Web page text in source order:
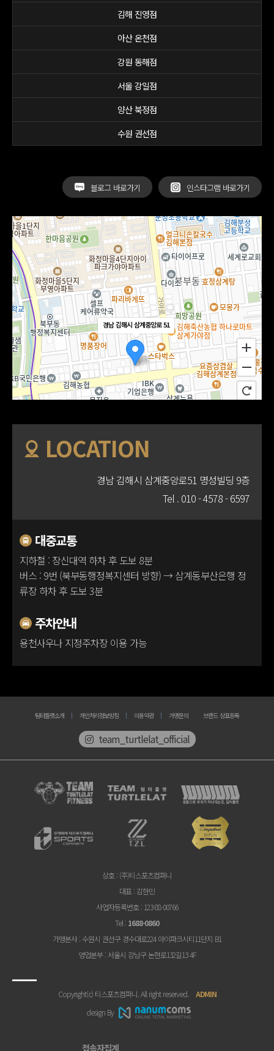
김해 진영점
아산 온천점
강원 동해점
서울 강일점
양산 북정점
수원 권선점
인스타그램 바로가기
블로그 바로가기
경남 김해시 삼계중앙로 51
LOCATION
경남 김해시 삼계중앙로51 명성빌딩 9층
Tel . 010 - 4578 - 6597
대중교통
지하철 : 장신대역 하차 후 도보 8분
버스 : 9번 (북부동행정복지센터 방향) → 삼계동부산은행 정
류장 하차 후 도보 3분
주차안내
용천사우나 지정주차장 이용 가능
팀터틀랫소개 개인처리정보방침 이용약관 가맹문의 브랜드 상표등록
team_turtlelat_official
상호 : (주)티스포츠컴퍼니
대표 : 김한민
사업자등록번호 : 123-88-00766
Tel : 1688-0860
가맹본사: 수원시 권선구 경수대로224 아이파크시티11단지 B1
영업본부: 서울시 강남구 논현로132길13 4F
Copyright(c) 티스포츠컴퍼니. All right reserved. ADMIN
design By
접속자집계